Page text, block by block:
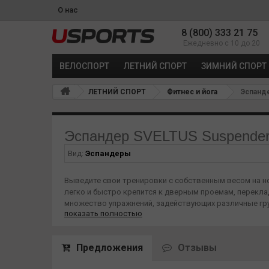
О нас
8 (800) 333 21 75
Ежедневно с 10 до 20
ВЕЛОСПОРТ ЛЕТНИЙ СПОРТ ЗИМНИЙ СПОРТ
ЛЕТНИЙ СПОРТ Фитнес и йога
Эспандер SVELTUS
Вид: Эспандеры
Выведите свои тренировки с собственным весом на
легко и быстро крепится к дверным проемам,
множество упражнений, задействующих различные
собой куда угодно. Это незаменимый инструмент для
показать полностью
Предложения Отзывы